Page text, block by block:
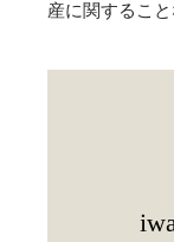
産に関するこ